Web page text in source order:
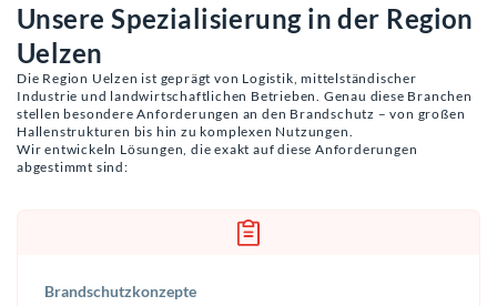
Unsere Spezialisierung in der Region
Uelzen
Die Region Uelzen ist geprägt von Logistik, mittelständischer
Industrie und landwirtschaftlichen Betrieben. Genau diese Branchen
stellen besondere Anforderungen an den Brandschutz – von großen
Hallenstrukturen bis hin zu komplexen Nutzungen.
Wir entwickeln Lösungen, die exakt auf diese Anforderungen
abgestimmt sind:
Brandschutzkonzepte